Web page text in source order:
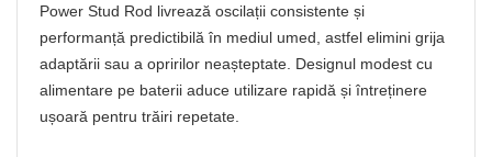
Power Stud Rod livrează oscilații consistente și
performanță predictibilă în mediul umed, astfel elimini grija
adaptării sau a opririlor neașteptate. Designul modest cu
alimentare pe baterii aduce utilizare rapidă și întreținere
ușoară pentru trăiri repetate.